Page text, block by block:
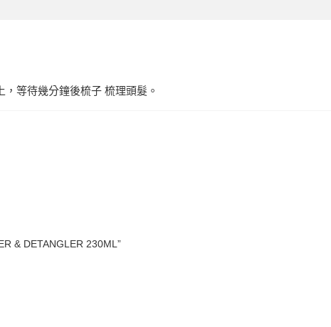
等待幾分鐘後梳子 梳理頭髮。
& DETANGLER 230ML”